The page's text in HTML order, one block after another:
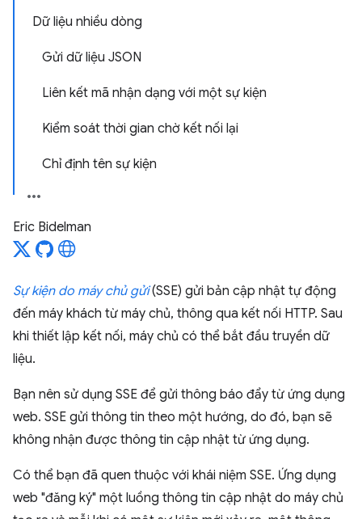
Dữ liệu nhiều dòng
Gửi dữ liệu JSON
Liên kết mã nhận dạng với một sự kiện
Kiểm soát thời gian chờ kết nối lại
Chỉ định tên sự kiện
Eric Bidelman
Sự kiện do máy chủ gửi(SSE) gửi bản cập nhật tự động
đến máy khách từ máy chủ, thông qua kết nối HTTP. Sau
khi thiết lập kết nối, máy chủ có thể bắt đầu truyền dữ
liệu.
Bạn nên sử dụng SSE để gửi thông báo đẩy từ ứng dụng
web. SSE gửi thông tin theo một hướng, do đó, bạn sẽ
không nhận được thông tin cập nhật từ ứng dụng.
Có thể bạn đã quen thuộc với khái niệm SSE. Ứng dụng
web "đăng ký" một luồng thông tin cập nhật do máy chủ